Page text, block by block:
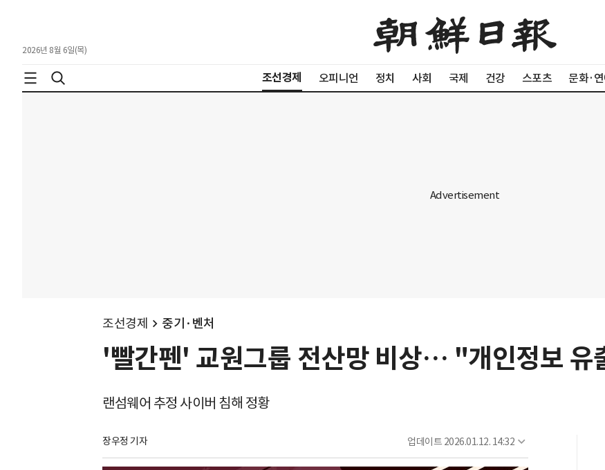
2026년 8월 6일(목)
조선경제 오피니언 정치 사회 국제 건강 스포츠 문화·
조선경제 중기·벤처
'빨간펜' 교원그룹 전산망 비상… "개인정보 유
랜섬웨어 추정 사이버 침해 정황
장우정 기자 업데이트 2026.01.12. 14:32